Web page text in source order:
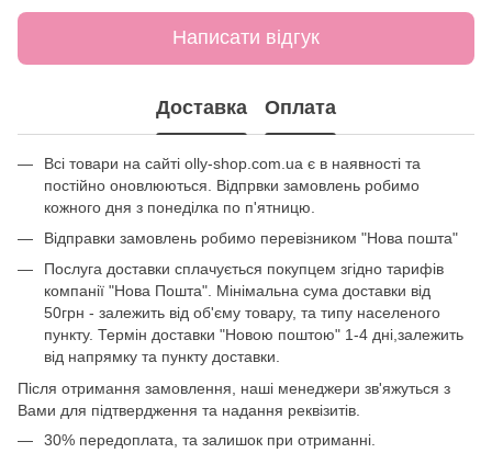
Написати відгук
Доставка Оплата
Всі товари на сайті olly-shop.com.ua є в наявності та
постійно оновлюються. Відпрвки замовлень робимо
кожного дня з понеділка по п'ятницю.
Відправки замовлень робимо перевізником "Нова пошта"
Послуга доставки сплачується покупцем згідно тарифів
компанії "Нова Пошта". Мінімальна сума доставки від
50грн - залежить від об'єму товару, та типу населеного
пункту. Термін доставки "Новою поштою" 1-4 дні,залежить
від напрямку та пункту доставки.
Після отримання замовлення, наші менеджери зв'яжуться з
Вами для підтвердження та надання реквізитів.
30% передоплата, та залишок при отриманні.